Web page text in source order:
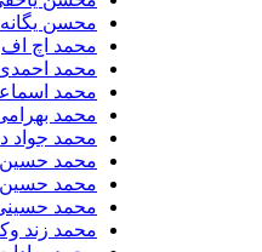
محسن یگانه
محمد اچ اف
محمد احمدی
محمد اسماعیل زاده
محمد بهرامی
محمد جواد درجزی
محمد حسین
محمد حسین طیبی نیا
محمد حسینی
محمد زند وکیلی